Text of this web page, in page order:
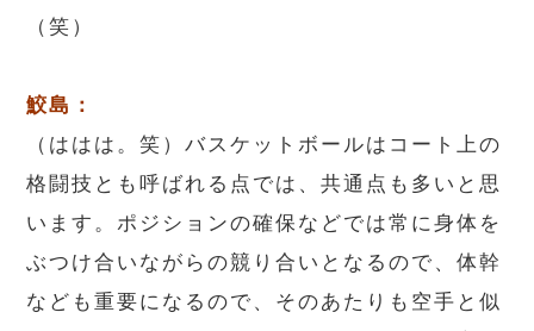
（笑）
鮫島：
（ははは。笑）バスケットボールはコート上の
格闘技とも呼ばれる点では、共通点も多いと思
います。ポジションの確保などでは常に身体を
ぶつけ合いながらの競り合いとなるので、体幹
なども重要になるので、そのあたりも空手と似